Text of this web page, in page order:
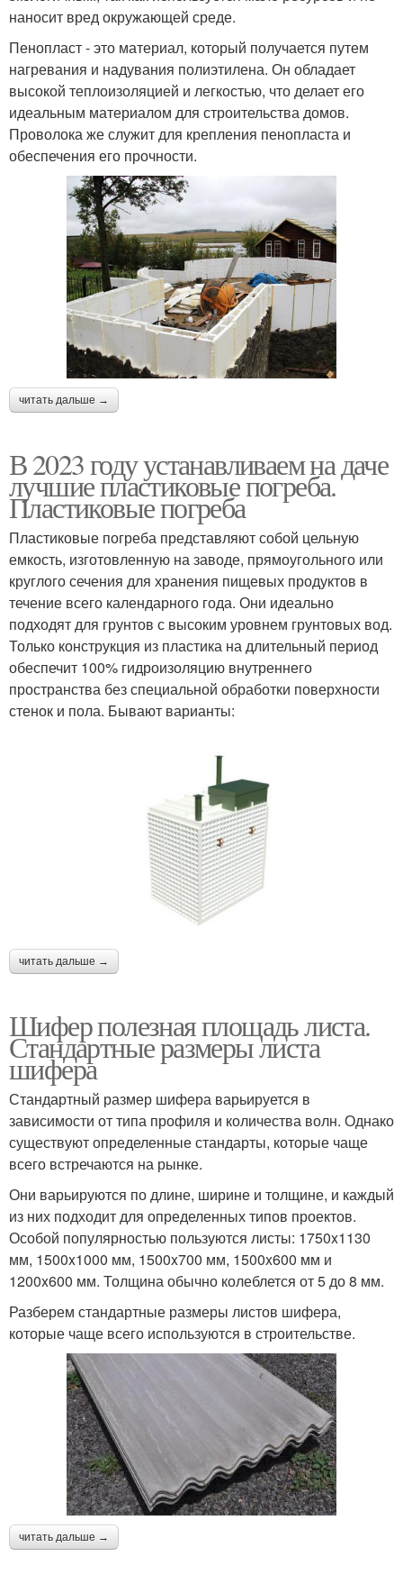
наносит вред окружающей среде.
Пенопласт - это материал, который получается путем
нагревания и надувания полиэтилена. Он обладает
высокой теплоизоляцией и легкостью, что делает его
идеальным материалом для строительства домов.
Проволока же служит для крепления пенопласта и
обеспечения его прочности.
читать дальше →
В 2023 году устанавливаем на даче
лучшие пластиковые погреба.
Пластиковые погреба
Пластиковые погреба представляют собой цельную
емкость, изготовленную на заводе, прямоугольного или
круглого сечения для хранения пищевых продуктов в
течение всего календарного года. Они идеально
подходят для грунтов с высоким уровнем грунтовых вод.
Только конструкция из пластика на длительный период
обеспечит 100% гидроизоляцию внутреннего
пространства без специальной обработки поверхности
стенок и пола. Бывают варианты:
читать дальше →
Шифер полезная площадь листа.
Стандартные размеры листа
шифера
Стандартный размер шифера варьируется в
зависимости от типа профиля и количества волн. Однако
существуют определенные стандарты, которые чаще
всего встречаются на рынке.
Они варьируются по длине, ширине и толщине, и каждый
из них подходит для определенных типов проектов.
Особой популярностью пользуются листы: 1750x1130
мм, 1500x1000 мм, 1500x700 мм, 1500x600 мм и
1200x600 мм. Толщина обычно колеблется от 5 до 8 мм.
Разберем стандартные размеры листов шифера,
которые чаще всего используются в строительстве.
читать дальше →